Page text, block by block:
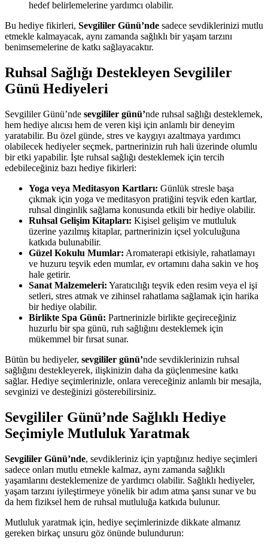
hedef belirlemelerine yardımcı olabilir.
Bu hediye fikirleri, Sevgililer Günü’nde sadece sevdiklerinizi mutlu
etmekle kalmayacak, aynı zamanda sağlıklı bir yaşam tarzını
benimsemelerine de katkı sağlayacaktır.
Ruhsal Sağlığı Destekleyen Sevgililer
Günü Hediyeleri
Sevgililer Günü’nde sevgililer günü’nde ruhsal sağlığı desteklemek,
hem hediye alıcısı hem de veren kişi için anlamlı bir deneyim
yaratabilir. Bu özel günde, stres ve kaygıyı azaltmaya yardımcı
olabilecek hediyeler seçmek, partnerinizin ruh hali üzerinde olumlu
bir etki yapabilir. İşte ruhsal sağlığı desteklemek için tercih
edebileceğiniz bazı hediye fikirleri:
Yoga veya Meditasyon Kartları: Günlük stresle başa
çıkmak için yoga ve meditasyon pratiğini teşvik eden kartlar,
ruhsal dinginlik sağlama konusunda etkili bir hediye olabilir.
Ruhsal Gelişim Kitapları: Kişisel gelişim ve mutluluk
üzerine yazılmış kitaplar, partnerinizin içsel yolculuğuna
katkıda bulunabilir.
Güzel Kokulu Mumlar: Aromaterapi etkisiyle, rahatlamayı
ve huzuru teşvik eden mumlar, ev ortamını daha sakin ve hoş
hale getirir.
Sanat Malzemeleri: Yaratıcılığı teşvik eden resim veya el işi
setleri, stres atmak ve zihinsel rahatlama sağlamak için harika
bir hediye olabilir.
Birlikte Spa Günü: Partnerinizle birlikte geçireceğiniz
huzurlu bir spa günü, ruh sağlığını desteklemek için
mükemmel bir fırsat sunar.
Bütün bu hediyeler, sevgililer günü’nde sevdiklerinizin ruhsal
sağlığını destekleyerek, ilişkinizin daha da güçlenmesine katkı
sağlar. Hediye seçimlerinizle, onlara vereceğiniz anlamlı bir mesajla,
sevginizi ve desteğinizi gösterebilirsiniz.
Sevgililer Günü’nde Sağlıklı Hediye
Seçimiyle Mutluluk Yaratmak
Sevgililer Günü’nde, sevdikleriniz için yaptığınız hediye seçimleri
sadece onları mutlu etmekle kalmaz, aynı zamanda sağlıklı
yaşamlarını desteklemenize de yardımcı olabilir. Sağlıklı hediyeler,
yaşam tarzını iyileştirmeye yönelik bir adım atma şansı sunar ve bu
da hem fiziksel hem de ruhsal mutluluğa katkıda bulunur.
Mutluluk yaratmak için, hediye seçimlerinizde dikkate almanız
gereken birkaç unsuru göz önünde bulundurun: